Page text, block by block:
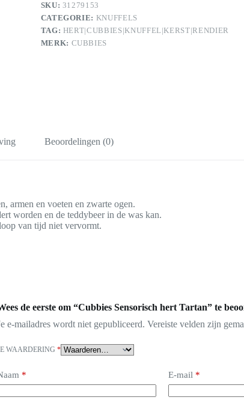
SKU: 31279153
CATEGORIE: KNUFFELS
TAG: HERT|CUBBIES|KNUFFEL|KERST|RENDIER
MERK: CUBBIES
Beoordelingen (0)
armen en voeten en zwarte ogen.
worden en de teddybeer in de was kan.
van tijd niet vervormt.
de eerste om “Cubbies Sensorisch hert Tartan” te
e-mailadres wordt niet gepubliceerd. Vereiste velden zijn
WAARDERING*
* E-mail *